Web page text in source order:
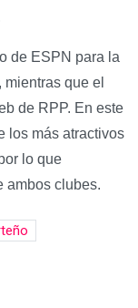
de ESPN para la
que el
de RPP. En este
los más atractivos
lo que
ambos clubes.